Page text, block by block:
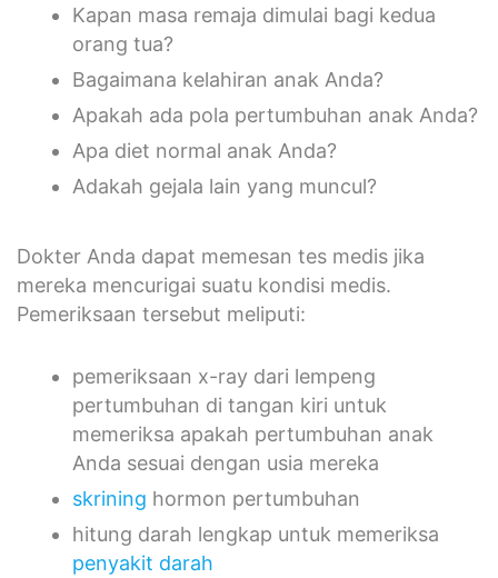
Kapan masa remaja dimulai bagi kedua
orang tua?
Bagaimana kelahiran anak Anda?
Apakah ada pola pertumbuhan anak Anda?
Apa diet normal anak Anda?
Adakah gejala lain yang muncul?
Dokter Anda dapat memesan tes medis jika
mereka mencurigai suatu kondisi medis.
Pemeriksaan tersebut meliputi:
pemeriksaan x-ray dari lempeng
pertumbuhan di tangan kiri untuk
memeriksa apakah pertumbuhan anak
Anda sesuai dengan usia mereka
skrining hormon pertumbuhan
hitung darah lengkap untuk memeriksa
penyakit darah